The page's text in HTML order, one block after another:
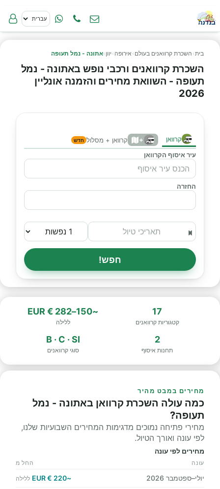
בית› השכרת קרוואנים בעולם › אירופה › יוון ›אתונה - נמל תעופה
השכרת קרוואנים ורכבי נופש באתונה - נמל
תעופה - השוואת מחירים והזמנה אונליין
2026
קרוואן + קרוואן + מסלול חדש
עיר איסוף הקרוואן
החזרה
חפש!
17
קטגוריות קרוואנים
~150–282 € EUR
ללילה
2
תחנות איסוף
B · C · SI
סוגי קרוואנים
מחירים במבט מהיר
כמה עולה השכרת קרוואן באתונה - נמל
תעופה?
מחירי פתיחה נמוכים מדגימות המחירים השבועיות שלנו,
לפי עונה ואורך הטיול.
מחירים לפי עונה
עונה החל מ
יולי–ספטמבר 2026 ~220 € EUR ללילה